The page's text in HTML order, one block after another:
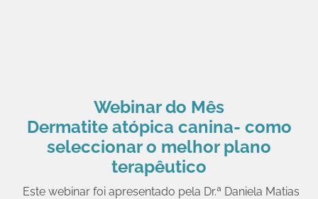
Webinar do Mês
Dermatite atópica canina- como
seleccionar o melhor plano
terapêutico
Este webinar foi apresentado pela Dr.ª Daniela Matias